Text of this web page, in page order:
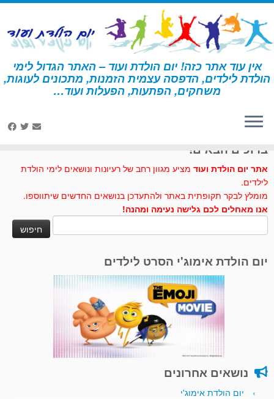
דלג
לתוכן
אין עוד אתר כזה! יום הולדת ועוד – האתר הגדול לימי
הולדת לילדים, הדפסה עצמית הזמנות, מתכונים לעוגות,
משחקים, הפתעות, הפעלות ועוד… דף הבית » דורה » פעילויות ומשחקים – דורה » מצאו את דורה וחבריה
ברוכים הבאים!
אתר יום הולדת ועוד מציע מגוון רחב של רעיונות ונושאים לימי הולדת
לילדים.
מומלץ לבקר תקופתית באתר ולהתעדכן בנושאים החדשים שיתווספו.
אנו מאחלים לכם גלישה נעימה ומהנה!
יום הולדת אימוג'י הסרט לילדים
נושאים אחרונים
יום הולדת אימוג'י